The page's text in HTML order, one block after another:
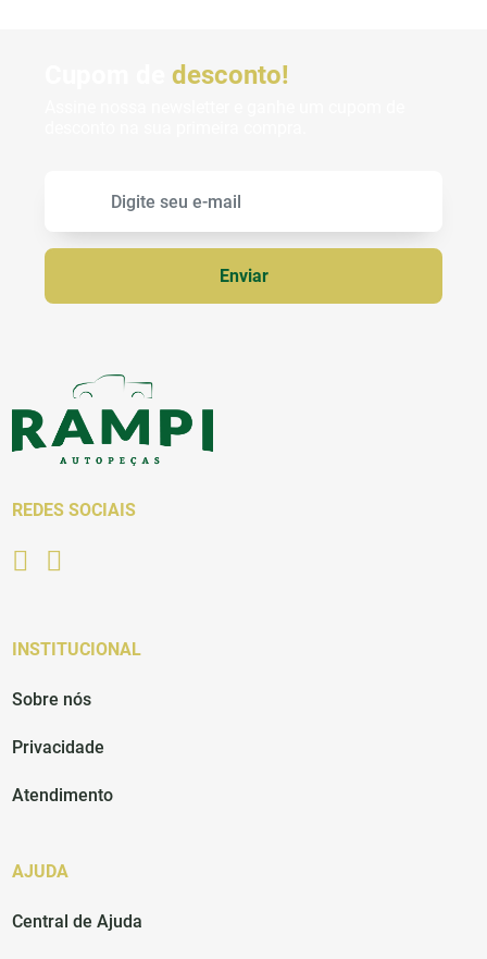
Cupom dedesconto!
REDES SOCIAIS
INSTITUCIONAL
Sobre nós
Privacidade
Atendimento
AJUDA
Central de Ajuda